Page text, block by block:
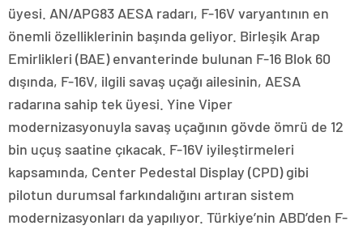
üyesi. AN/APG83 AESA radarı, F-16V varyantının en
önemli özelliklerinin başında geliyor. Birleşik Arap
Emirlikleri (BAE) envanterinde bulunan F-16 Blok 60
dışında, F-16V, ilgili savaş uçağı ailesinin, AESA
radarına sahip tek üyesi. Yine Viper
modernizasyonuyla savaş uçağının gövde ömrü de 12
bin uçuş saatine çıkacak. F-16V iyileştirmeleri
kapsamında, Center Pedestal Display (CPD) gibi
pilotun durumsal farkındalığını artıran sistem
modernizasyonları da yapılıyor. Türkiye’nin ABD’den F-